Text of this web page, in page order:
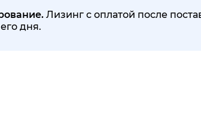
Лизинг с оплатой после
дня.